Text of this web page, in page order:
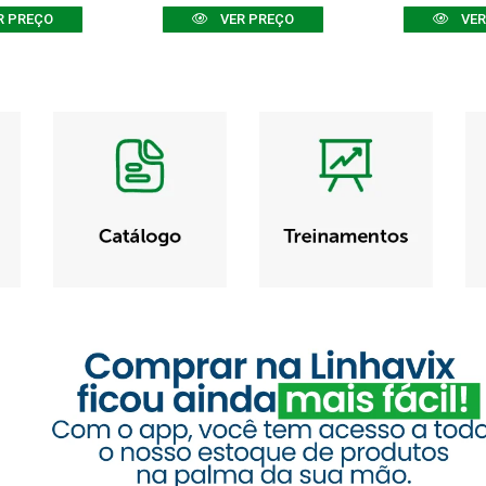
PREÇO VER PREÇO